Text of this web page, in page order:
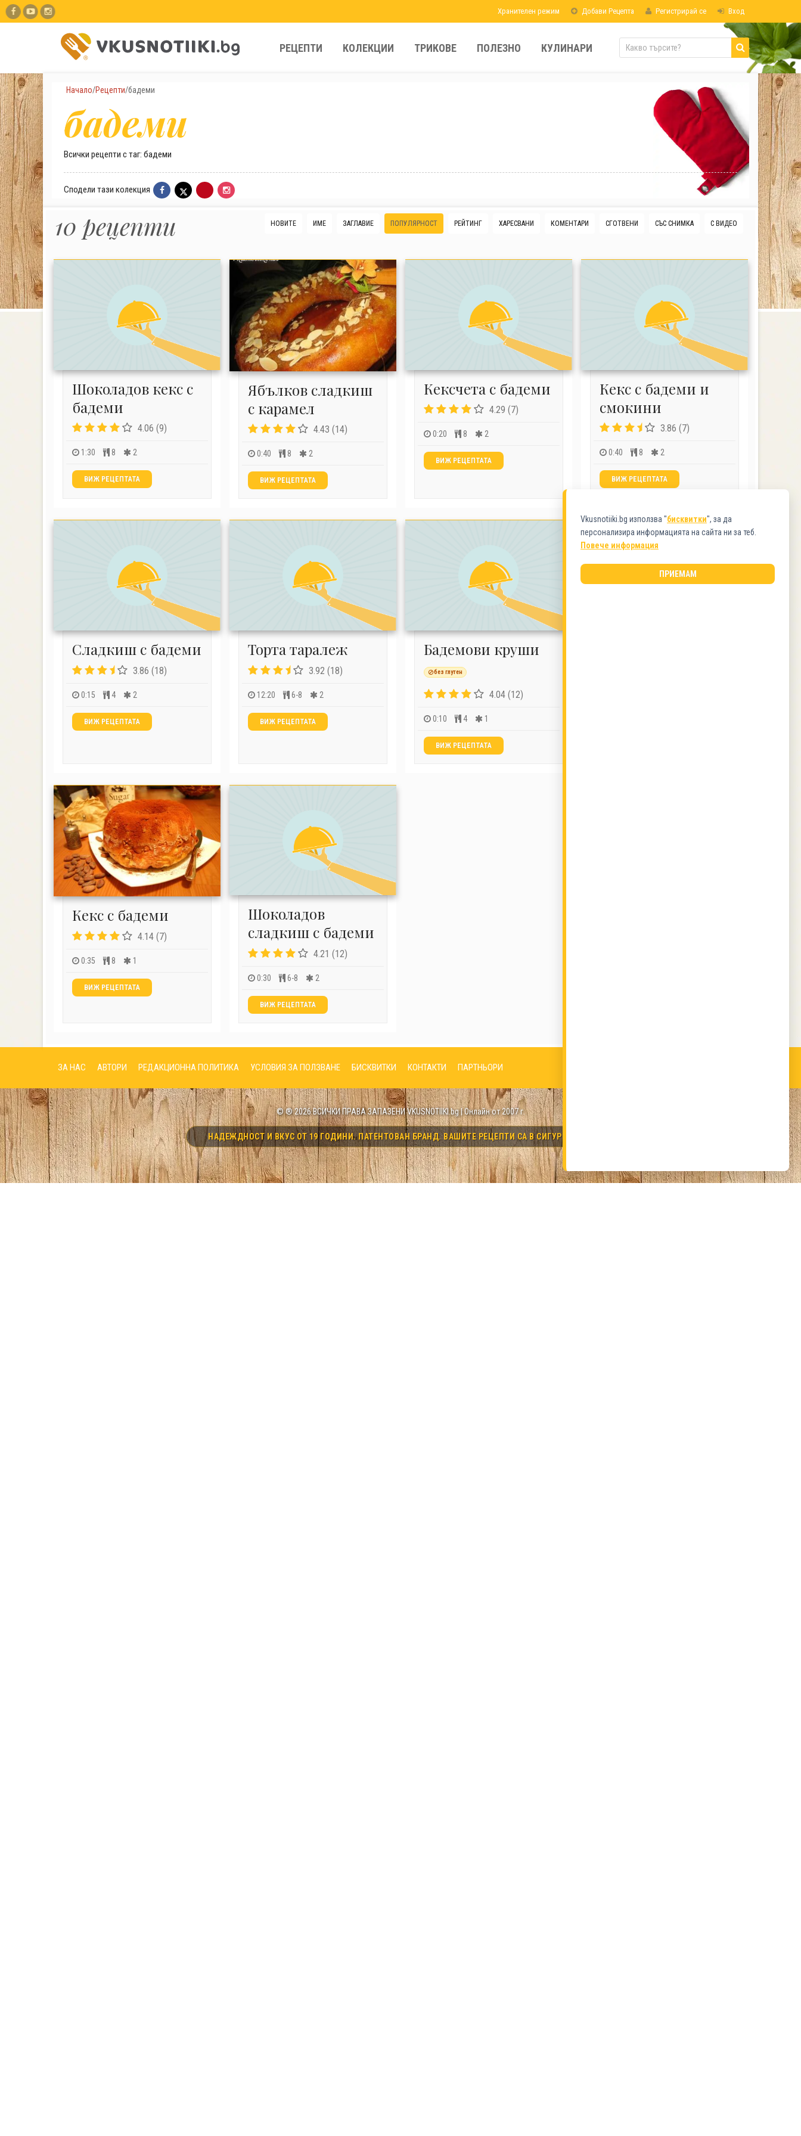
Хранителен режим Добави Рецепта Регистрирай се Вход
РЕЦЕПТИ КОЛЕКЦИИ ТРИКОВЕ ПОЛЕЗНО КУЛИНАРИ
Начало/Рецепти/бадеми
бадеми
Всички рецепти с таг: бадеми
Сподели тази колекция
10 рецепти НОВИТЕ ИМЕ ЗАГЛАВИЕ ПОПУЛЯРНОСТ РЕЙТИНГ ХАРЕСВАНИ КОМЕНТАРИ СГОТВЕНИ СЪС СНИМКА С ВИДЕО
Шоколадов кекс с
бадеми
4.06 (9)
1:30 8 2
ВИЖ РЕЦЕПТАТА
Ябълков сладкиш
с карамел
4.43 (14)
0:40 8 2
ВИЖ РЕЦЕПТАТА
Кексчета с бадеми
4.29 (7)
0:20 8 2
ВИЖ РЕЦЕПТАТА
Кекс с бадеми и
смокини
3.86 (7)
0:40 8 2
ВИЖ РЕЦЕПТАТА
Сладкиш с бадеми
3.86 (18)
0:15 4 2
ВИЖ РЕЦЕПТАТА
Торта таралеж
3.92 (18)
12:20 6-8 2
ВИЖ РЕЦЕПТАТА
Бадемови круши
без глутен
4.04 (12)
0:10 4 1
ВИЖ РЕЦЕПТАТА
Кекс с бадеми
4.14 (7)
0:35 8 1
ВИЖ РЕЦЕПТАТА
Шоколадов
сладкиш с бадеми
4.21 (12)
0:30 6-8 2
ВИЖ РЕЦЕПТАТА
ЗА НАС АВТОРИ РЕДАКЦИОННА ПОЛИТИКА УСЛОВИЯ ЗА ПОЛЗВАНЕ БИСКВИТКИ КОНТАКТИ ПАРТНЬОРИ
© ® 2026 ВСИЧКИ ПРАВА ЗАПАЗЕНИ VKUSNOTIIKI.bg | Онлайн от 2007 г.
НАДЕЖДНОСТ И ВКУС ОТ 19 ГОДИНИ. ПАТЕНТОВАН БРАНД. ВАШИТЕ РЕЦЕПТИ СА В СИГУРНИ РЪЦЕ.
Vkusnotiiki.bg използва "бисквитки", за да
персонализира информацията на сайта ни за теб.
Повече информация
ПРИЕМАМ